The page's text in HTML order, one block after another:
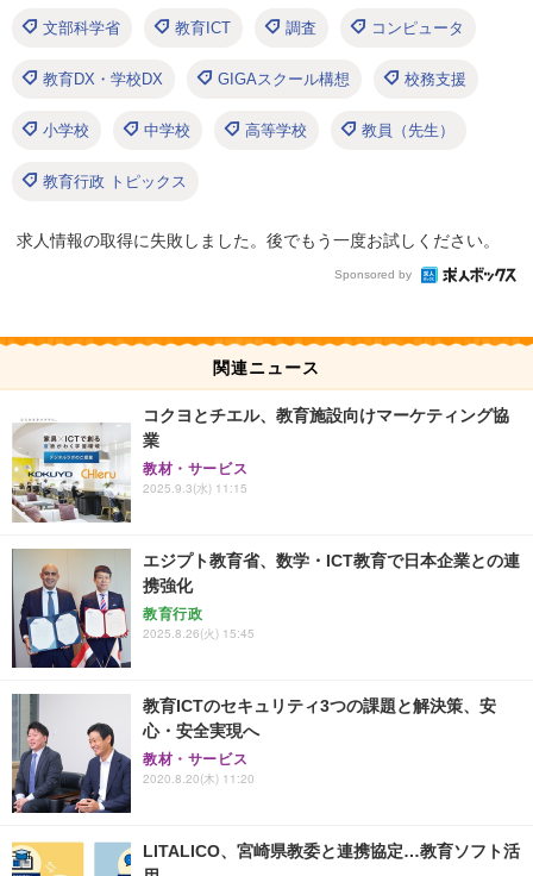
文部科学省 教育ICT 調査 コンピュータ
教育DX・学校DX GIGAスクール構想 校務支援
小学校 中学校 高等学校 教員（先生）
教育行政 トピックス
求人情報の取得に失敗しました。後でもう一度お試しください。
Sponsored by
関連ニュース
コクヨとチエル、教育施設向けマーケティング協
業
教材・サービス
2025.9.3(水) 11:15
エジプト教育省、数学・ICT教育で日本企業との連
携強化
教育行政
2025.8.26(火) 15:45
教育ICTのセキュリティ3つの課題と解決策、安
心・安全実現へ
教材・サービス
2020.8.20(木) 11:20
LITALICO、宮崎県教委と連携協定…教育ソフト活